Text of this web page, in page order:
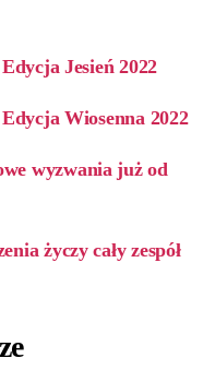
Jesień 2022
Wiosenna 2022
wyzwania już od
życzy cały zespół